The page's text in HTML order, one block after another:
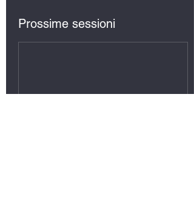
Prossime sessioni